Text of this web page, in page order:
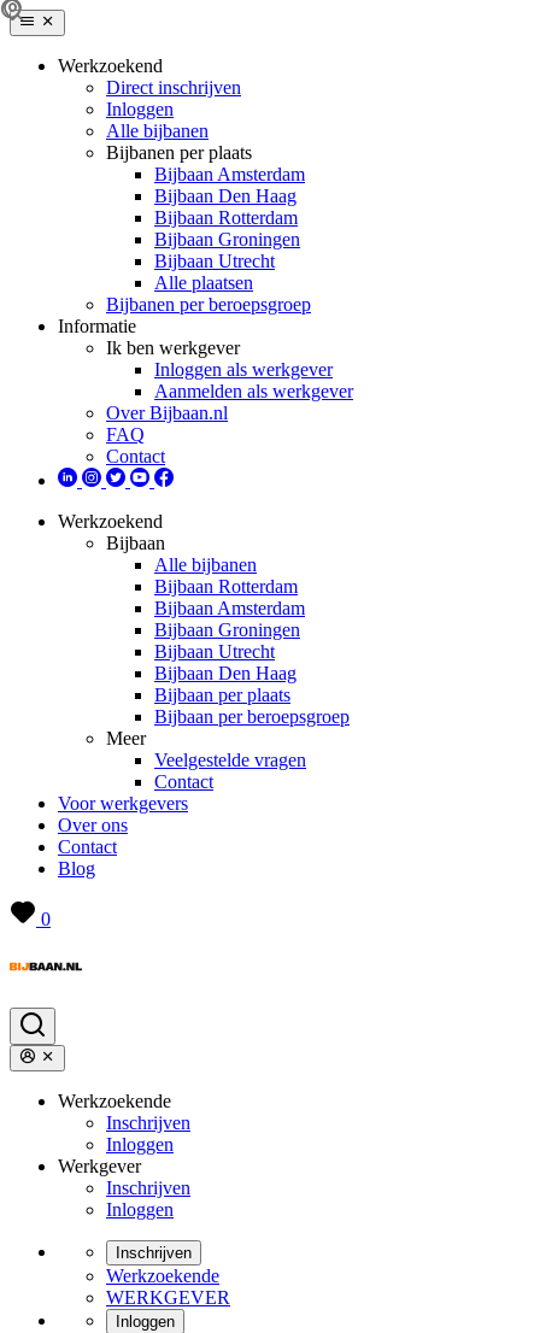
Werkzoekend
Direct inschrijven
Inloggen
Alle bijbanen
Bijbanen per plaats
Bijbaan Amsterdam
Bijbaan Den Haag
Bijbaan Rotterdam
Bijbaan Groningen
Bijbaan Utrecht
Alle plaatsen
Bijbanen per beroepsgroep
Informatie
Ik ben werkgever
Inloggen als werkgever
Aanmelden als werkgever
Over Bijbaan.nl
FAQ
Contact
Werkzoekend
Bijbaan
Alle bijbanen
Bijbaan Rotterdam
Bijbaan Amsterdam
Bijbaan Groningen
Bijbaan Utrecht
Bijbaan Den Haag
Bijbaan per plaats
Bijbaan per beroepsgroep
Meer
Veelgestelde vragen
Contact
Voor werkgevers
Over ons
Contact
Blog
0
Werkzoekende
Inschrijven
Inloggen
Werkgever
Inschrijven
Inloggen
Inschrijven
Werkzoekende
WERKGEVER
Inloggen